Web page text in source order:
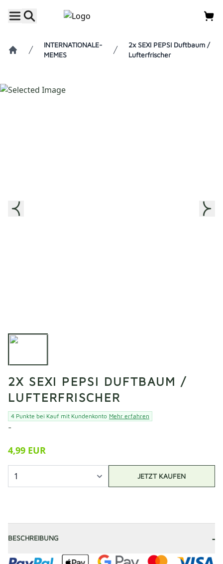
INTERNATIONALE-
MEMES
2x SEXI PEPSI Duftbaum /
Lufterfrischer
2X SEXI PEPSI DUFTBAUM /
LUFTERFRISCHER
4 Punkte bei Kauf mit Kundenkonto Mehr erfahren
-
4,99 EUR
JETZT KAUFEN
BESCHREIBUNG -